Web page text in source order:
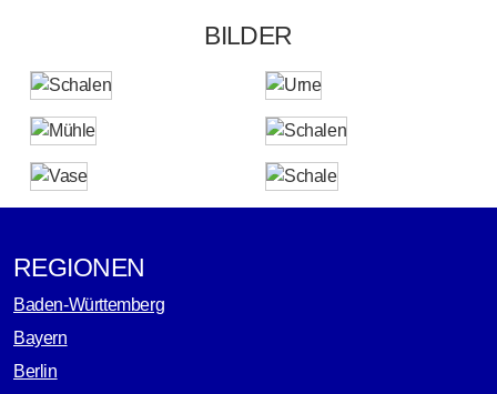
BILDER
REGIONEN
Baden-Württemberg
Bayern
Berlin